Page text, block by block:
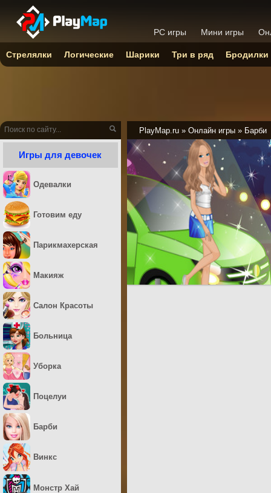
PlayMap.ru » Онлайн игры » Барби
Игры для девочек
Одевалки
Готовим еду
Парикмахерская
Макияж
Салон Красоты
Больница
Уборка
Поцелуи
Барби
Винкс
Монстр Хай
PC игры Мини игры
Стрелялки Логические Шарики Три в ряд Бродилки